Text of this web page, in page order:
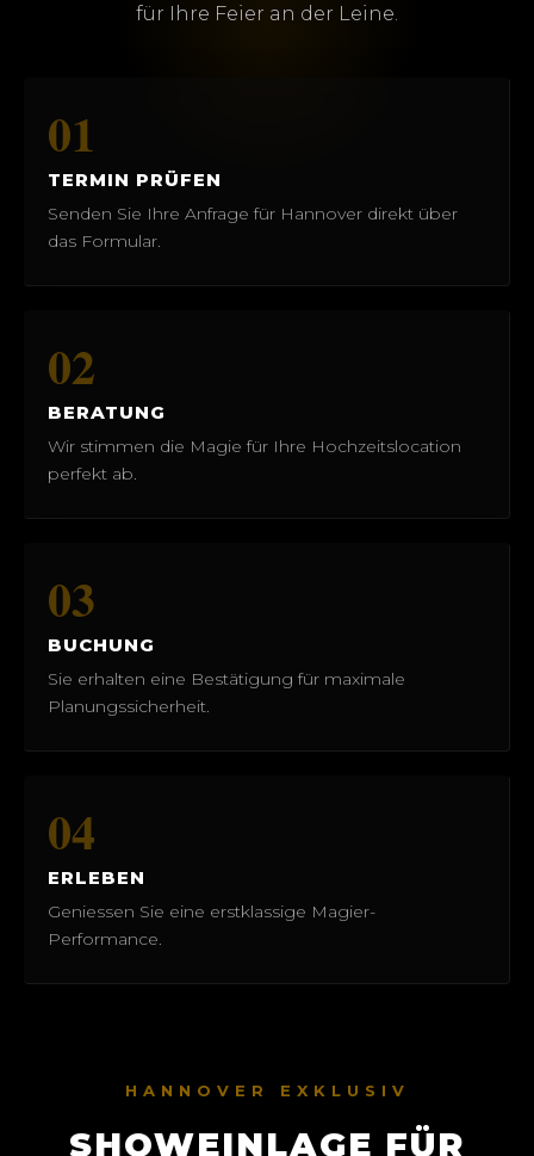
für Ihre Feier an der Leine.
01
TERMIN PRÜFEN
Senden Sie Ihre Anfrage für Hannover direkt über
das Formular.
02
BERATUNG
Wir stimmen die Magie für Ihre Hochzeitslocation
perfekt ab.
03
BUCHUNG
Sie erhalten eine Bestätigung für maximale
Planungssicherheit.
04
ERLEBEN
Geniessen Sie eine erstklassige Magier-
Performance.
HANNOVER EXKLUSIV
SHOWEINLAGE FÜR